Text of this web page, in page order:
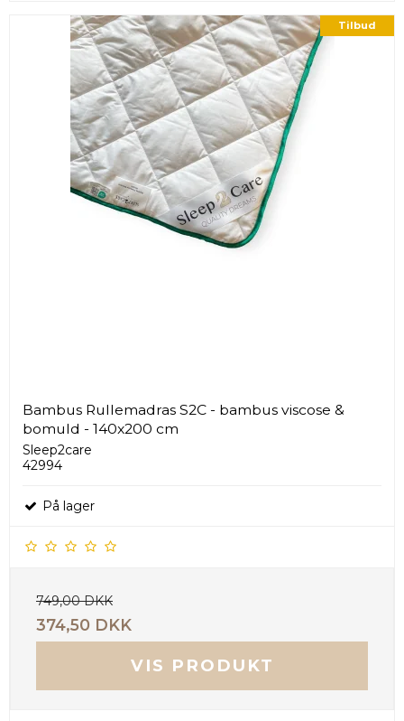
Tilbud
Bambus Rullemadras S2C - bambus viscose &
bomuld - 140x200 cm
Sleep2care
42994
På lager
749,00 DKK
374,50 DKK
VIS PRODUKT